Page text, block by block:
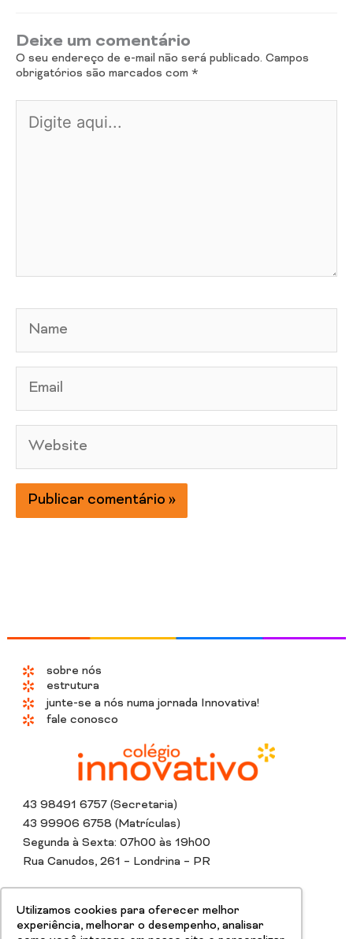
Utilizamos cookies para oferecer melhor
experiência, melhorar o desempenho, analisar
Deixe um comentário
O seu endereço de e-mail não será publicado. Campos
obrigatórios são marcados com *
aqui...
sobre nós
estrutura
junte-se a nós numa jornada Innovativa!
fale conosco
43 98491 6757 (Secretaria)
43 99906 6758 (Matrículas)
Segunda à Sexta: 07h00 às 19h00
Rua Canudos, 261 – Londrina – PR
InstagramWhatsapp
Tiktok Linkedin